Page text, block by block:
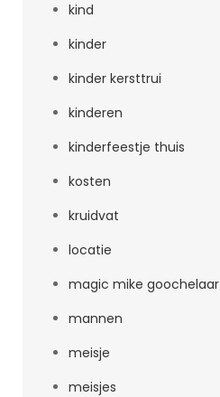
kind
kinder
kinder kersttrui
kinderen
kinderfeestje thuis
kosten
kruidvat
locatie
magic mike goochelaar
mannen
meisje
meisjes